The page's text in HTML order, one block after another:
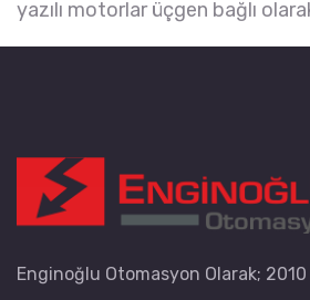
yazılı motorlar üçgen bağlı olarak
Enginoğlu Otomasyon Olarak; 2010